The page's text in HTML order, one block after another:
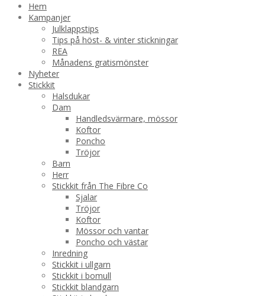
Hem
Kampanjer
Julklappstips
Tips på höst- & vinter stickningar
REA
Månadens gratismönster
Nyheter
Stickkit
Halsdukar
Dam
Handledsvärmare, mössor
Koftor
Poncho
Tröjor
Barn
Herr
Stickkit från The Fibre Co
Sjalar
Tröjor
Koftor
Mössor och vantar
Poncho och västar
Inredning
Stickkit i ullgarn
Stickkit i bomull
Stickkit blandgarn